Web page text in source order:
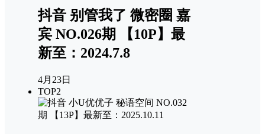
抖音 别管我了 微密圈 嘉
宾 NO.026期 【10P】最
新至：2024.7.8
4月23日
TOP2